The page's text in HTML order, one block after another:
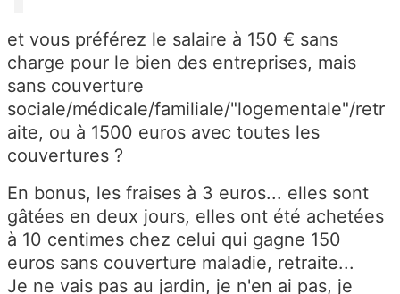
et vous préférez le salaire à 150 € sans
charge pour le bien des entreprises, mais
sans couverture
sociale/médicale/familiale/"logementale"/retr
aite, ou à 1500 euros avec toutes les
couvertures ?
En bonus, les fraises à 3 euros... elles sont
gâtées en deux jours, elles ont été achetées
à 10 centimes chez celui qui gagne 150
euros sans couverture maladie, retraite...
Je ne vais pas au jardin, je n'en ai pas, je